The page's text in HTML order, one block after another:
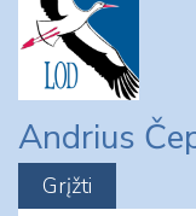
content
Andrius